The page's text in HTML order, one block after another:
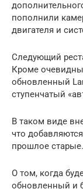
пополнили
двигателя и
Следующий
Кроме
обновленный
ступенчатый
В таком виде
что
прошлое старые.
О том, когда
обновленный и